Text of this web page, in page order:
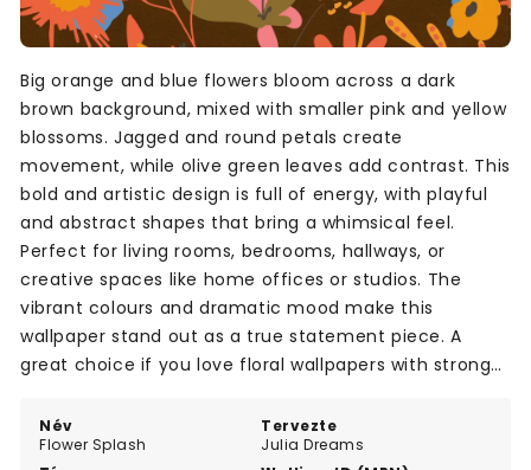
Név
Flower Splash
Tervezte
Julia Dreams
Big orange and blue flowers bloom across a dark
brown background, mixed with smaller pink and yellow
blossoms. Jagged and round petals create
movement, while olive green leaves add contrast. This
bold and artistic design is full of energy, with playful
and abstract shapes that bring a whimsical feel.
Perfect for living rooms, bedrooms, hallways, or
creative spaces like home offices or studios. The
vibrant colours and dramatic mood make this
wallpaper stand out as a true statement piece. A
great choice if you love floral wallpapers with strong